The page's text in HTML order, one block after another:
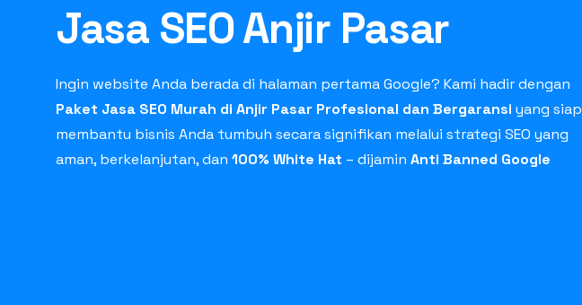
Jasa SEO Anjir Pasar
Ingin website Anda berada di halaman pertama Google? Kami hadir dengan
Paket Jasa SEO Murah di Anjir Pasar Profesional dan Bergaransi yang siap
membantu bisnis Anda tumbuh secara signifikan melalui strategi SEO yang
aman, berkelanjutan, dan 100% White Hat – dijamin Anti Banned Google